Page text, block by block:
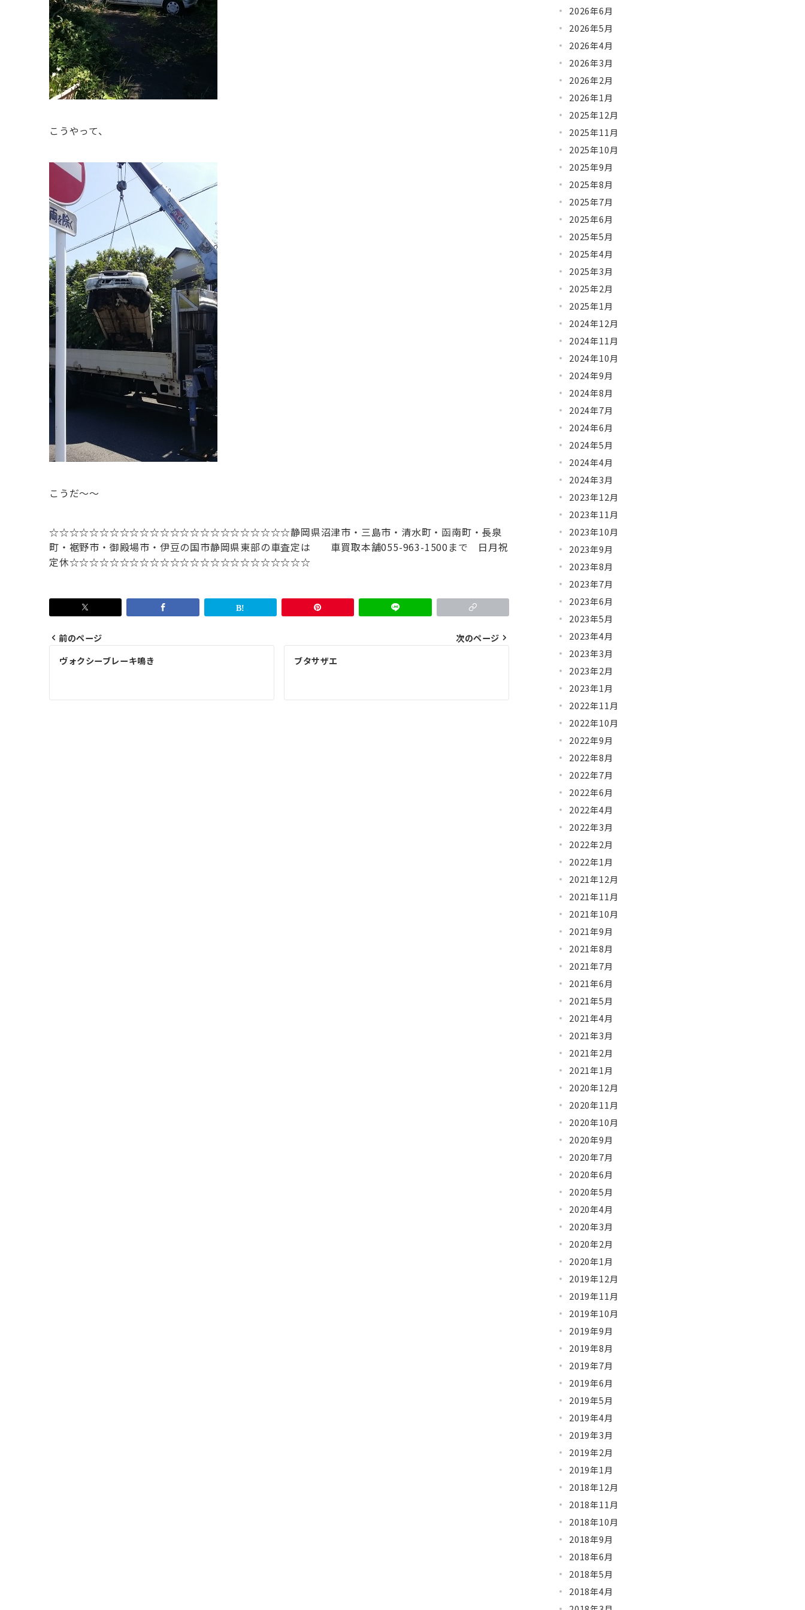
こうやって、
こうだ～～
☆☆☆☆☆☆☆☆☆☆☆☆☆☆☆☆☆☆☆☆☆☆☆☆静岡県沼津市・三島市・清水町・函南町 ・長泉
町・裾野市・御殿場市・伊豆の国市静岡県東部の車査定は 車買取本舗055-963-1500まで 日月祝
定休☆☆☆☆☆☆☆☆☆☆☆☆☆☆☆☆☆☆☆☆☆☆☆☆
前のページ
ヴォクシーブレーキ鳴き
次のページ
ブタサザエ
2026年6月
2026年5月
2026年4月
2026年3月
2026年2月
2026年1月
2025年12月
2025年11月
2025年10月
2025年9月
2025年8月
2025年7月
2025年6月
2025年5月
2025年4月
2025年3月
2025年2月
2025年1月
2024年12月
2024年11月
2024年10月
2024年9月
2024年8月
2024年7月
2024年6月
2024年5月
2024年4月
2024年3月
2023年12月
2023年11月
2023年10月
2023年9月
2023年8月
2023年7月
2023年6月
2023年5月
2023年4月
2023年3月
2023年2月
2023年1月
2022年11月
2022年10月
2022年9月
2022年8月
2022年7月
2022年6月
2022年4月
2022年3月
2022年2月
2022年1月
2021年12月
2021年11月
2021年10月
2021年9月
2021年8月
2021年7月
2021年6月
2021年5月
2021年4月
2021年3月
2021年2月
2021年1月
2020年12月
2020年11月
2020年10月
2020年9月
2020年7月
2020年6月
2020年5月
2020年4月
2020年3月
2020年2月
2020年1月
2019年12月
2019年11月
2019年10月
2019年9月
2019年8月
2019年7月
2019年6月
2019年5月
2019年4月
2019年3月
2019年2月
2019年1月
2018年12月
2018年11月
2018年10月
2018年9月
2018年6月
2018年5月
2018年4月